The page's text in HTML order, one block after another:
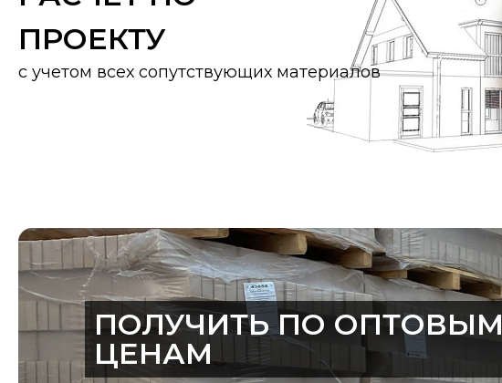
ПРОЕКТУ
с учетом всех сопутствующих материалов
ПОЛУЧИТЬ ПО ОПТОВЫМ
ЦЕНАМ